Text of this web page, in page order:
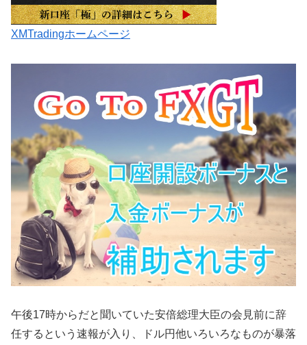
XMTradingホームページ
午後17時からだと聞いていた安倍総理大臣の会見前に辞
任するという速報が入り、ドル円他いろいろなものが暴落